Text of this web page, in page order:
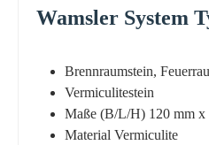
Wamsler System
Brennraumstein,
Vermiculitestein
Maße (B/L/H) 120 mm x
Material Vermiculite